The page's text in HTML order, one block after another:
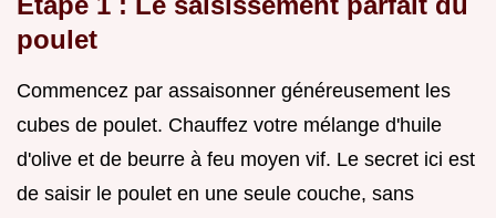
poulet
Commencez par assaisonner généreusement les
cubes de poulet. Chauffez votre mélange d'huile
d'olive et de beurre à feu moyen vif. Le secret ici est
de saisir le poulet en une seule couche, sans